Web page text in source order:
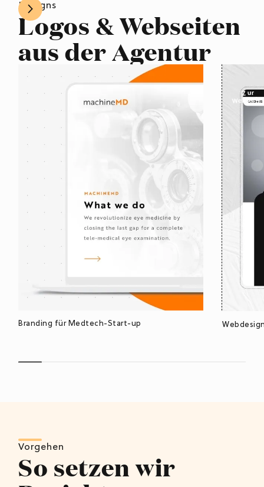
Designs
Logos & Webseiten
aus der Agentur
Branding für Medtech-Start-up
Zur
Vorgehen
So setzen wir